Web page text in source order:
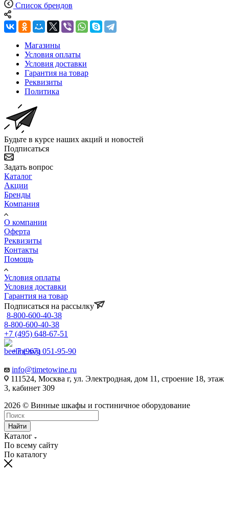
Список брендов
Магазины
Условия оплаты
Условия доставки
Гарантия на товар
Реквизиты
Политика
Будьте в курсе наших акций и новостей
Подписаться
Задать вопрос
Каталог
Акции
Бренды
Компания
О компании
Оферта
Реквизиты
Контакты
Помощь
Условия оплаты
Условия доставки
Гарантия на товар
Подписаться на рассылку
8-800-600-40-38
8-800-600-40-38
+7 (495) 648-67-51
+7 (967) 051-95-90
info@timetowine.ru
111524, Москва г, ул. Электродная, дом 11, строение 18, этаж
3, кабинет 309
2026 © Винные шкафы и гостиничное оборудование
Найти
Каталог
По всему сайту
По каталогу